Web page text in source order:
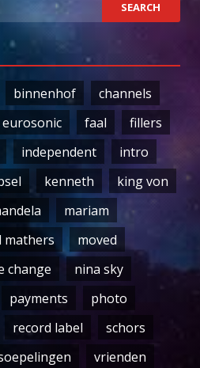
binnenhof
channels
eurosonic faal
fillers
independent
intro
kenneth
king von
mariam
mathers
moved
change
nina sky
payments
photo
record label
schors
vrienden